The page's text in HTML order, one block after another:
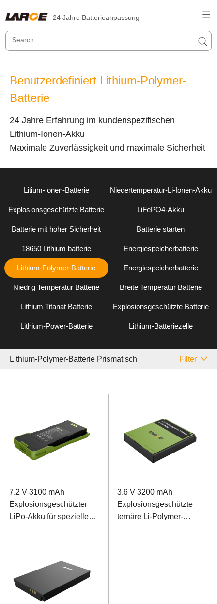
24 Jahre Batterieanpassung
Benutzerdefiniert Lithium-Polymer-
Batterie
24 Jahre Erfahrung im kundenspezifischen
Lithium-Ionen-Akku
Maximale Zuverlässigkeit und maximale Sicherheit
Litium-Ionen-Batterie Niedertemperatur-Li-Ionen-Akku
Explosionsgeschützte Batterie LiFePO4-Akku
Batterie mit hoher Sicherheit Batterie starten
18650 Lithium batterie Energiespeicherbatterie
Lithium-Polymer-Batterie Energiespeicherbatterie
Niedrig Temperatur Batterie Breite Temperatur Batterie
Lithium Titanat Batterie Explosionsgeschützte Batterie
Lithium-Power-Batterie Lithium-Batteriezelle
Lithium-Polymer-Batterie Prismatisch Filter
7.2 V 3100 mAh
Explosionsgeschützter
LiPo-Akku für spezielle
3.6 V 3200 mAh
Explosionsgeschützte
ternäre Li-Polymer-